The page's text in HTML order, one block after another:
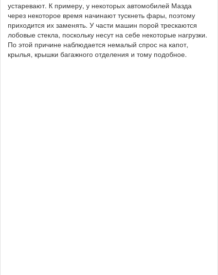
устаревают. К примеру, у некоторых автомобилей Мазда
через некоторое время начинают тускнеть фары, поэтому
приходится их заменять. У части машин порой трескаются
лобовые стекла, поскольку несут на себе некоторые нагрузки.
По этой причине наблюдается немалый спрос на капот,
крылья, крышки багажного отделения и тому подобное.